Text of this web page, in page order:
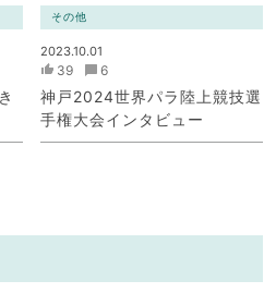
その他
2023.10.01
39 6
神戸2024世界パラ陸上競技選
手権大会インタビュー